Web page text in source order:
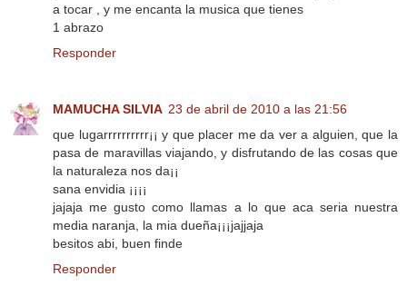
a tocar , y me encanta la musica que tienes
1 abrazo
Responder
MAMUCHA SILVIA 23 de abril de 2010 a las 21:56
que lugarrrrrrrrrr¡¡ y que placer me da ver a alguien, que la
pasa de maravillas viajando, y disfrutando de las cosas que
la naturaleza nos da¡¡
sana envidia ¡¡¡¡
jajaja me gusto como llamas a lo que aca seria nuestra
media naranja, la mia dueña¡¡¡jajjaja
besitos abi, buen finde
Responder